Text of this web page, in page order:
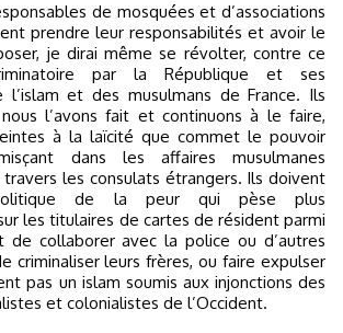
de mosquées et d’associations
prendre leur responsabilités et avoir le
je dirai même se révolter, contre ce
par la République et ses
l’islam et des musulmans de France. Ils
l’avons fait et continuons à le faire,
à la laïcité que commet le pouvoir
dans les affaires musulmanes
les consulats étrangers. Ils doivent
de la peur qui pèse plus
les titulaires de cartes de résident parmi
de collaborer avec la police ou d’autres
criminaliser leurs frères, ou faire expulser
pas un islam soumis aux injonctions des
et colonialistes de l’Occident.